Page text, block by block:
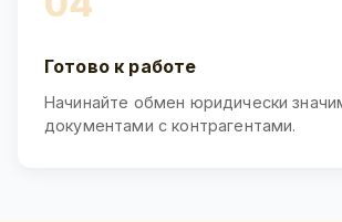
Готово к работе
Начинайте обмен юридически
документами с контрагентами.